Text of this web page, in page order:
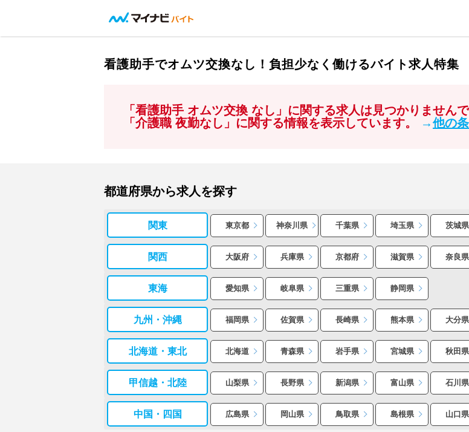
看護助手でオムツ交換なし！負担少なく働けるバイト求人特集
「看護助手 オムツ交換 なし」に関する求人は見つかりませんで
「介護職 夜勤なし」に関する情報を表示しています。
→他の
都道府県から求人を探す
関東 東京都 神奈川県 千葉県 埼玉県 茨城県
関西 大阪府 兵庫県 京都府 滋賀県 奈良県
東海 愛知県 岐阜県 三重県 静岡県
九州・沖縄 福岡県 佐賀県 長崎県 熊本県 大分県
北海道・東北 北海道 青森県 岩手県 宮城県 秋田県
甲信越・北陸 山梨県 長野県 新潟県 富山県 石川県
中国・四国 広島県 岡山県 鳥取県 島根県 山口県